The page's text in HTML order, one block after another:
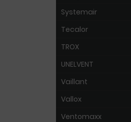
Systemair
Tecalor
TROX
UNELVENT
Vaillant
Vallox
Ventomaxx